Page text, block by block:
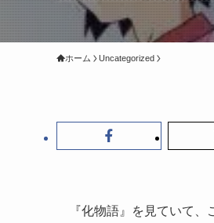
ホーム Uncategorized
『化物語』を見ていて